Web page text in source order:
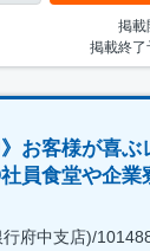
掲載
掲載終
お客様が喜
員食堂や企業
府中支店)/